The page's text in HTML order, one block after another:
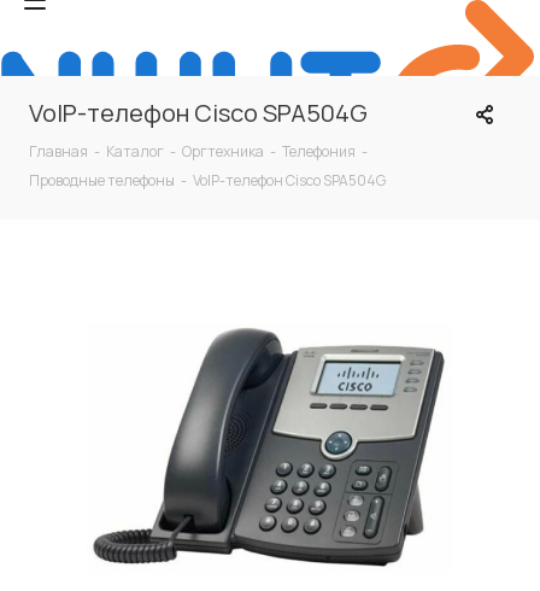
VoIP-телефон Cisco SPA504G
Главная - Каталог - Оргтехника - Телефония -
Проводные телефоны - VoIP-телефон Cisco SPA504G